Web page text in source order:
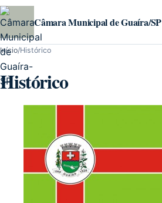
Pular para o conteúdo
Câmara Municipal de Guaíra/SP
Início/Histórico
Histórico